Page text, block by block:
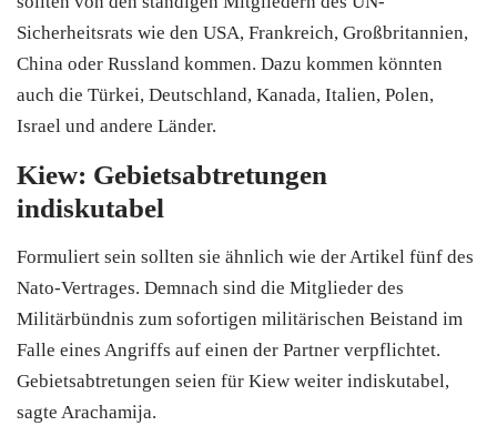
Sicherheitsrats wie den USA, Frankreich, Großbritannien,
China oder Russland kommen. Dazu kommen könnten
auch die Türkei, Deutschland, Kanada, Italien, Polen,
Israel und andere Länder.
Kiew: Gebietsabtretungen
indiskutabel
Formuliert sein sollten sie ähnlich wie der Artikel fünf des
Nato-Vertrages. Demnach sind die Mitglieder des
Militärbündnis zum sofortigen militärischen Beistand im
Falle eines Angriffs auf einen der Partner verpflichtet.
Gebietsabtretungen seien für Kiew weiter indiskutabel,
sagte Arachamija.